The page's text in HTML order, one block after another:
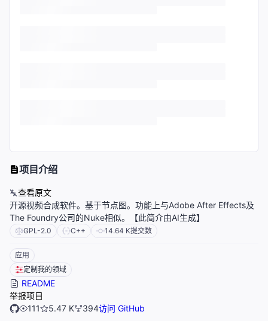
项目介绍
查看原文
开源视频合成软件。基于节点图。功能上与Adobe After Effects及
The Foundry公司的Nuke相似。【此简介由AI生成】
GPL-2.0 C++ 14.64 K提交数
应用
定制我的领域
README
举报项目
111
5.47 K 394访问 GitHub